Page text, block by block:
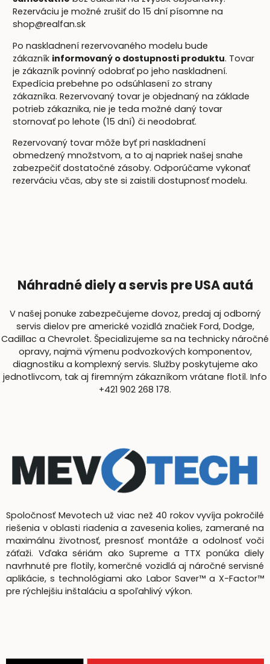
Rezerváciu je možné zrušiť do 15 dní písomne na
shop@realfan.sk
Po naskladnení rezervovaného modelu bude
zákazník informovaný o dostupnosti produktu. Tovar
je zákazník povinný odobrať po jeho naskladnení.
Expedícia prebehne po odsúhlasení zo strany
zákazníka. Rezervovaný tovar je objednaný na základe
potrieb zákaznika, nie je teda možné daný tovar
stornovať po lehote (15 dní) či neodobrať.
Rezervovaný tovar môže byť pri naskladnení
obmedzený množstvom, a to aj napriek našej snahe
zabezpečiť dostatočné zásoby. Odporúčame vykonať
rezerváciu včas, aby ste si zaistili dostupnosť modelu.
Náhradné diely a servis pre USA autá
V našej ponuke zabezpečujeme dovoz, predaj aj odborný
servis dielov pre americké vozidlá značiek Ford, Dodge,
Cadillac a Chevrolet. Špecializujeme sa na technicky náročné
opravy, najmä výmenu podvozkových komponentov,
diagnostiku a komplexný servis. Služby poskytujeme ako
jednotlivcom, tak aj firemným zákazníkom vrátane flotíl. Info
+421 902 268 178.
Spoločnosť Mevotech už viac než 40 rokov vyvíja pokročilé
riešenia v oblasti riadenia a zavesenia kolies, zamerané na
maximálnu životnosť, presnosť montáže a odolnosť voči
záťaži. Vďaka sériám ako Supreme a TTX ponúka diely
navrhnuté pre flotily, komerčné vozidlá aj náročné servisné
aplikácie, s technológiami ako Labor Saver™ a X-Factor™
pre rýchlejšiu inštaláciu a spoľahlivý výkon.